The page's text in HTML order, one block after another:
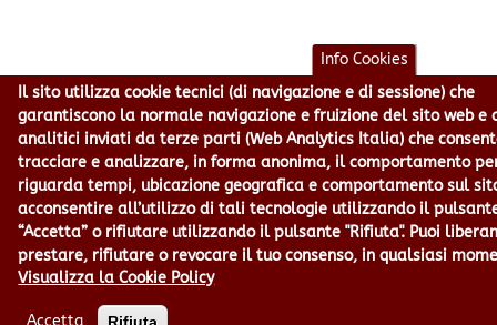
Info Cookies
Il sito utilizza cookie tecnici (di navigazione e di sessione) che
garantiscono la normale navigazione e fruizione del sito web e
analitici inviati da terze parti (Web Analytics Italia) che
tracciare e analizzare, in forma anonima, il comportamento
riguarda tempi, ubicazione geografica e comportamento sul
acconsentire all’utilizzo di tali tecnologie utilizzando il
“Accetta” o rifiutare utilizzando il pulsante "Rifiuta". Puoi
prestare, rifiutare o revocare il tuo consenso, in qualsiasi
Visualizza la Cookie Policy
Accetta